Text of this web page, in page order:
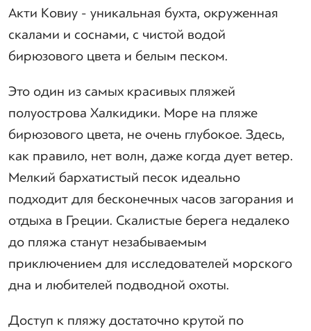
Акти Ковиу - уникальная бухта, окруженная
скалами и соснами, с чистой водой
бирюзового цвета и белым песком.
Это один из самых красивых пляжей
полуострова Халкидики. Море на пляже
бирюзового цвета, не очень глубокое. Здесь,
как правило, нет волн, даже когда дует ветер.
Мелкий бархатистый песок идеально
подходит для бесконечных часов загорания и
отдыха в Греции. Скалистые берега недалеко
до пляжа станут незабываемым
приключением для исследователей морского
дна и любителей подводной охоты.
Доступ к пляжу достаточно крутой по